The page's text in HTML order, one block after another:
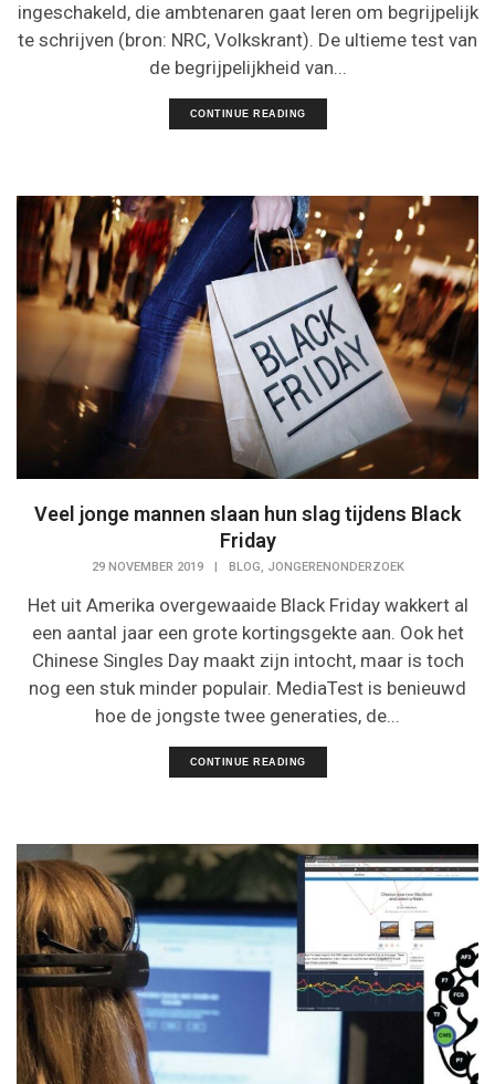
ingeschakeld, die ambtenaren gaat leren om begrijpelijk
te schrijven (bron: NRC, Volkskrant). De ultieme test van
de begrijpelijkheid van...
CONTINUE READING
Veel jonge mannen slaan hun slag tijdens Black
Friday
29 NOVEMBER 2019 | BLOG, JONGERENONDERZOEK
Het uit Amerika overgewaaide Black Friday wakkert al
een aantal jaar een grote kortingsgekte aan. Ook het
Chinese Singles Day maakt zijn intocht, maar is toch
nog een stuk minder populair. MediaTest is benieuwd
hoe de jongste twee generaties, de...
CONTINUE READING